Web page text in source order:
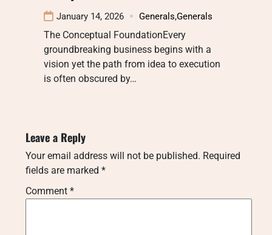
January 14, 2026 Generals,Generals
The Conceptual FoundationEvery
groundbreaking business begins with a
vision yet the path from idea to execution
is often obscured by…
Leave a Reply
Your email address will not be published. Required
fields are marked *
Comment *